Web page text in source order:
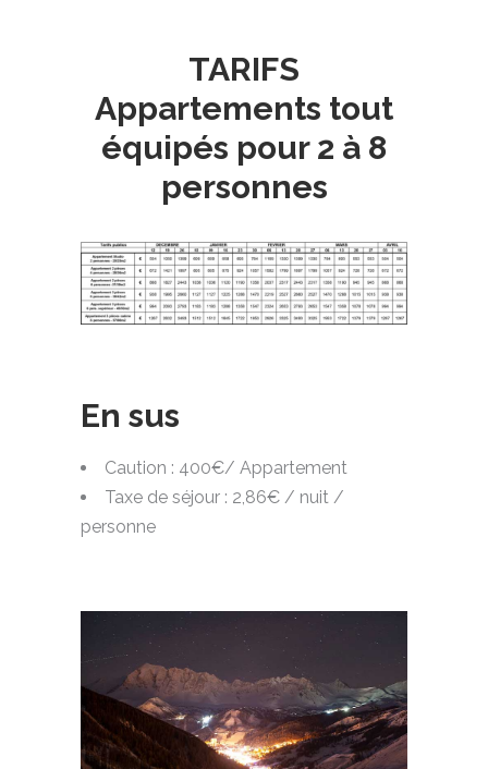
TARIFS
Appartements tout
équipés pour 2 à 8
personnes
En sus
Caution : 400€/ Appartement
Taxe de séjour : 2,86€ / nuit /
personne